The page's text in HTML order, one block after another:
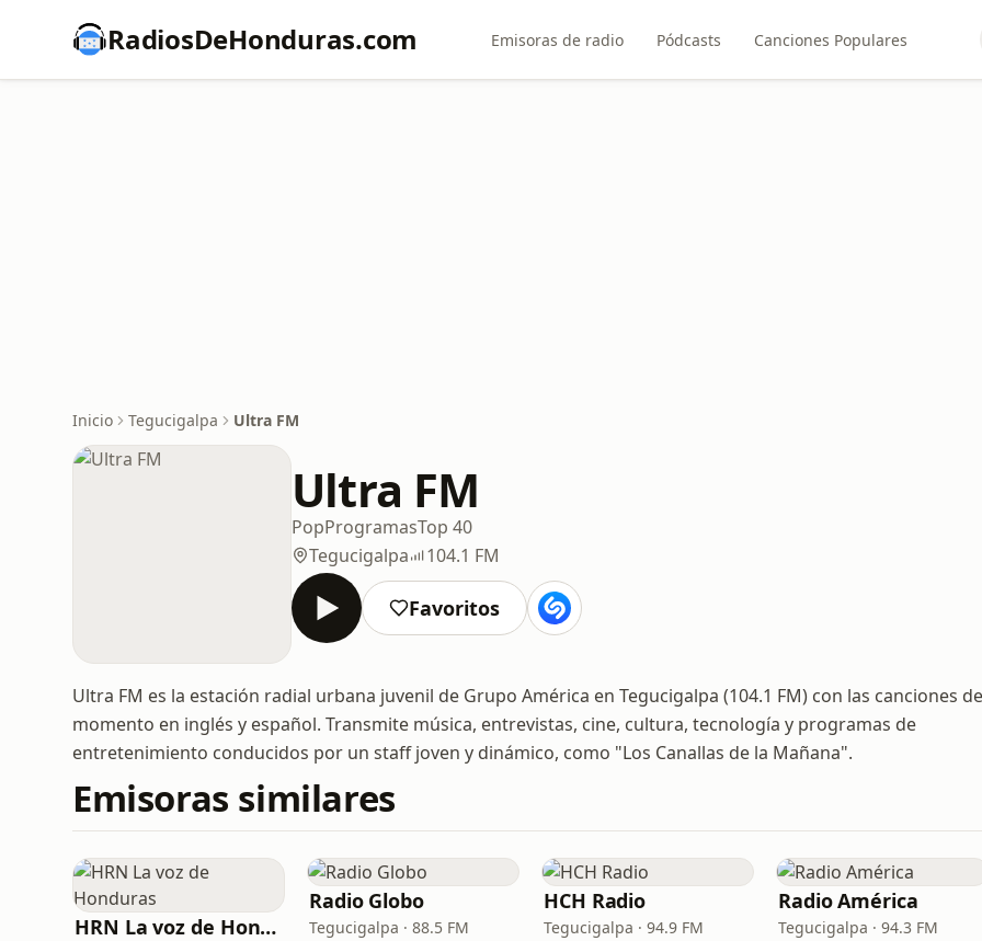
RadiosDeHonduras.com Emisoras de radio Pódcasts Canciones Populares
Inicio Tegucigalpa Ultra FM
Ultra FM
PopProgramasTop 40
Tegucigalpa
104.1 FM
Favoritos
Ultra FM es la estación radial urbana juvenil de Grupo América en Tegucigalpa (104.1 FM) con las canciones
momento en inglés y español. Transmite música, entrevistas, cine, cultura, tecnología y programas de
entretenimiento conducidos por un staff joven y dinámico, como "Los Canallas de la Mañana".
Emisoras similares
HRN La voz de Honduras
Radio Globo
Tegucigalpa · 88.5 FM
HCH Radio
Tegucigalpa · 94.9 FM
Radio América
Tegucigalpa · 94.3 FM